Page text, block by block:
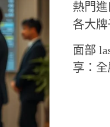
熱門
各大
面部
享：